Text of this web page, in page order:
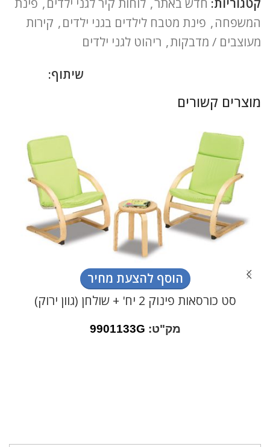
קטגוריות: חדש באתר, לוחות קיר לגני ילדים, פינת
המשפחה, פינת מטבח לילדים בגני ילדים, קירות
מעוצבים / מדבקות, ריהוט לגני ילדים
שיתוף:
מוצרים קשורים
הוסף להצעת מחיר
סט כורסאות פינוק 2 יח' + שולחן (גוון ירוק)
מק"ט: 9901133G